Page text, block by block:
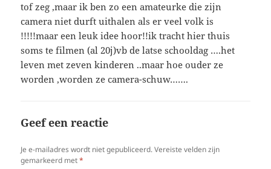
tof zeg ,maar ik ben zo een amateurke die zijn
camera niet durft uithalen als er veel volk is
!!!!!maar een leuk idee hoor!!ik tracht hier thuis
soms te filmen (al 20j)vb de latse schooldag ….het
leven met zeven kinderen ..maar hoe ouder ze
worden ,worden ze camera-schuw…….
Geef een reactie
Je e-mailadres wordt niet gepubliceerd. Vereiste velden zijn
gemarkeerd met*